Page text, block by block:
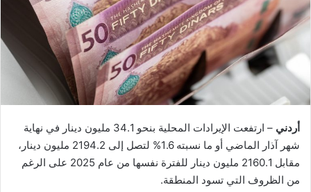
أردني
– ارتفعت الإيرادات المحلية بنحو 34.1 مليون دينار في نهاية
شهر آذار الماضي أو ما نسبته 1.6% لتصل إلى 2194.2 مليون دينار،
مقابل 2160.1 مليون دينار للفترة نفسها من عام 2025 على الرغم
من الظروف التي تسود المنطقة.